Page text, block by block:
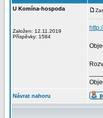
U Komína-hospoda
Založen: 12.11.2019
Příspěvky: 1584
Návrat nahoru